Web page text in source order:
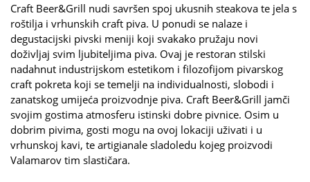
Craft Beer&Grill nudi savršen spoj ukusnih steakova te jela s
roštilja i vrhunskih craft piva. U ponudi se nalaze i
degustacijski pivski meniji koji svakako pružaju novi
doživljaj svim ljubiteljima piva. Ovaj je restoran stilski
nadahnut industrijskom estetikom i filozofijom pivarskog
craft pokreta koji se temelji na individualnosti, slobodi i
zanatskog umijeća proizvodnje piva. Craft Beer&Grill jamči
svojim gostima atmosferu istinski dobre pivnice. Osim u
dobrim pivima, gosti mogu na ovoj lokaciji uživati i u
vrhunskoj kavi, te artigianale sladoledu kojeg proizvodi
Valamarov tim slastičara.